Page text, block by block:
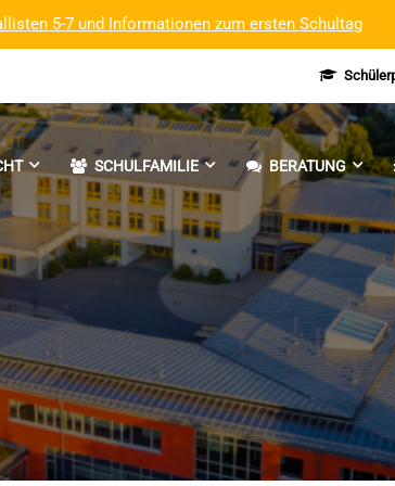
5-7 und Informationen zum ersten Schultag
SCHULFAMILIE BERATUNG